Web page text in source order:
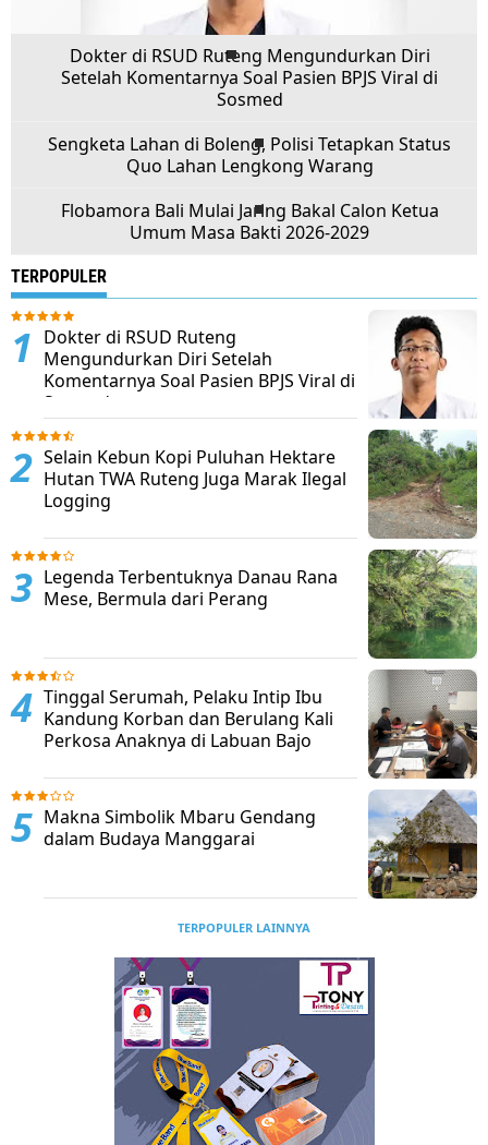
Dokter di RSUD Ruteng Mengundurkan Diri
Setelah Komentarnya Soal Pasien BPJS Viral di
Sosmed
Sengketa Lahan di Boleng, Polisi Tetapkan Status
Quo Lahan Lengkong Warang
Flobamora Bali Mulai Jaring Bakal Calon Ketua
Umum Masa Bakti 2026-2029
TERPOPULER
Dokter di RSUD Ruteng
Mengundurkan Diri Setelah
Komentarnya Soal Pasien BPJS Viral di
Sosmed
Selain Kebun Kopi Puluhan Hektare
Hutan TWA Ruteng Juga Marak Ilegal
Logging
Legenda Terbentuknya Danau Rana
Mese, Bermula dari Perang
Tinggal Serumah, Pelaku Intip Ibu
Kandung Korban dan Berulang Kali
Perkosa Anaknya di Labuan Bajo
Makna Simbolik Mbaru Gendang
dalam Budaya Manggarai
TERPOPULER LAINNYA